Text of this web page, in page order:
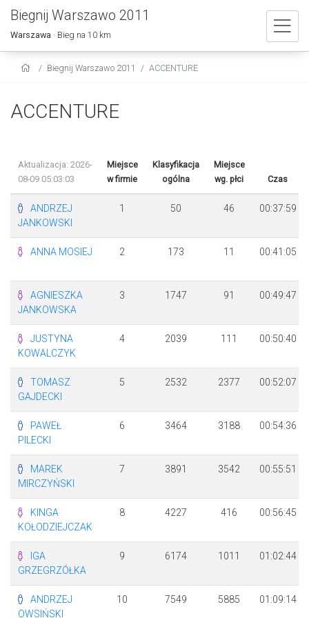
Biegnij Warszawo 2011
Warszawa · Bieg na 10 km
Biegnij Warszawo 2011 ACCENTURE
ACCENTURE
Aktualizacja: 2026-
08-09 05:03:03
Miejsce
w firmie
Klasyfikacja
ogólna
Miejsce
wg. płci
Czas
ANDRZEJ
JANKOWSKI
1 50 46 00:37:59
ANNA MOSIEJ 2 173 11 00:41:05
AGNIESZKA
JANKOWSKA
3 1747 91 00:49:47
JUSTYNA
KOWALCZYK
4 2039 111 00:50:40
TOMASZ
GAJDECKI
5 2532 2377 00:52:07
PAWEŁ
PILECKI
6 3464 3188 00:54:36
MAREK
MIRCZYŃSKI
7 3891 3542 00:55:51
KINGA
KOŁODZIEJCZAK
8 4227 416 00:56:45
IGA
GRZEGRZÓŁKA
9 6174 1011 01:02:44
ANDRZEJ
OWSIŃSKI
10 7549 5885 01:09:14